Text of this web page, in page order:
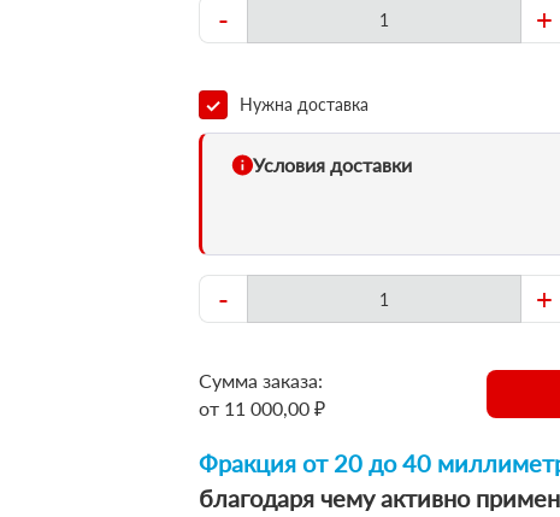
- +
Нужна доставка
Условия доставки
- +
Сумма заказа:
от 11 000,00 ₽
Фракция от 20 до 40
благодаря чему активно